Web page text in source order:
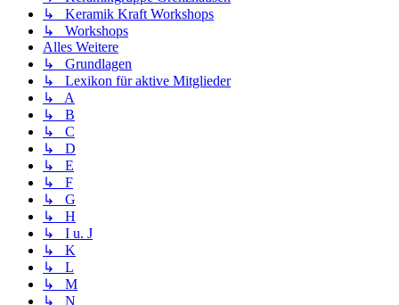
↳ Keramik Kraft Workshops
↳ Workshops
Alles Weitere
↳ Grundlagen
↳ Lexikon für aktive Mitglieder
↳ A
↳ B
↳ C
↳ D
↳ E
↳ F
↳ G
↳ H
↳ I u. J
↳ K
↳ L
↳ M
↳ N